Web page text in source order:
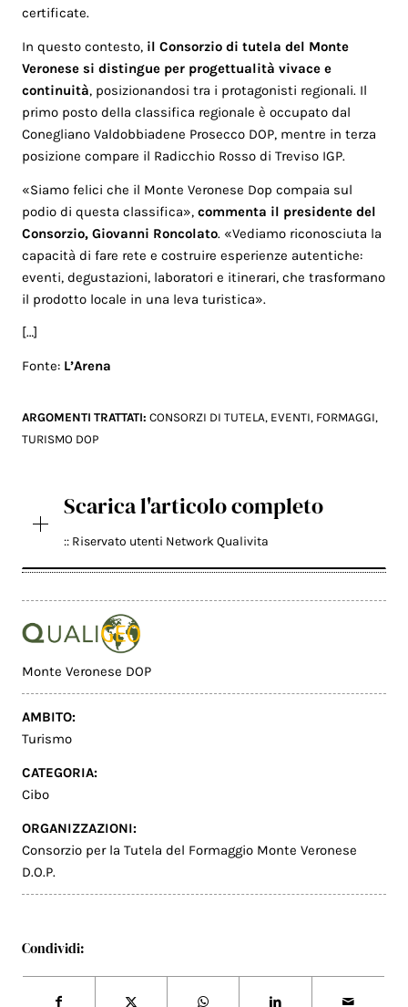
certificate.
In questo contesto, il Consorzio di tutela del Monte
Veronese si distingue per progettualità vivace e
continuità, posizionandosi tra i protagonisti regionali. Il
primo posto della classifica regionale è occupato dal
Conegliano Valdobbiadene Prosecco DOP, mentre in terza
posizione compare il Radicchio Rosso di Treviso IGP.
«Siamo felici che il Monte Veronese Dop compaia sul
podio di questa classifica»,commenta il presidente del
Consorzio, Giovanni Roncolato. «Vediamo riconosciuta la
capacità di fare rete e costruire esperienze autentiche:
eventi, degustazioni, laboratori e itinerari, che trasformano
il prodotto locale in una leva turistica».
[…]
Fonte: L’Arena
ARGOMENTI TRATTATI:CONSORZI DI TUTELA, EVENTI, FORMAGGI,
TURISMO DOP
Scarica l'articolo completo
:: Riservato utenti Network Qualivita
Monte Veronese DOP
AMBITO:
Turismo
CATEGORIA:
Cibo
ORGANIZZAZIONI:
Consorzio per la Tutela del Formaggio Monte Veronese
D.O.P.
Condividi: